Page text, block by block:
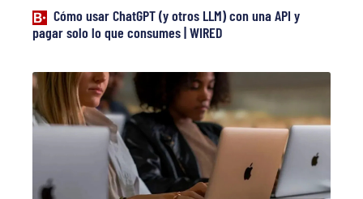
Cómo usar ChatGPT (y otros LLM) con una API y
pagar solo lo que consumes | WIRED